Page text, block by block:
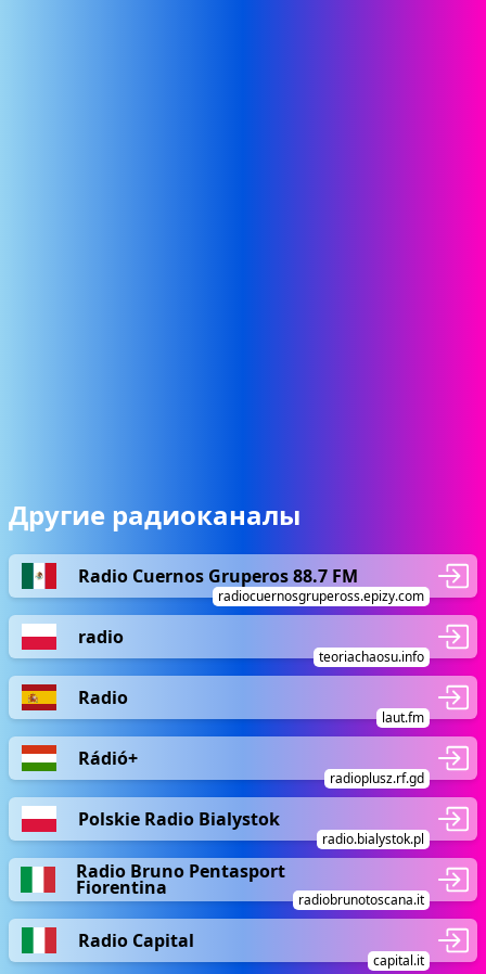
Другие радиоканалы
Radio Cuernos Gruperos 88.7 FM
radiocuernosgrupeross.epizy.com
radio
teoriachaosu.info
Radio
laut.fm
Rádió+
radioplusz.rf.gd
Polskie Radio Bialystok
radio.bialystok.pl
Radio Bruno Pentasport
Fiorentina
radiobrunotoscana.it
Radio Capital
capital.it